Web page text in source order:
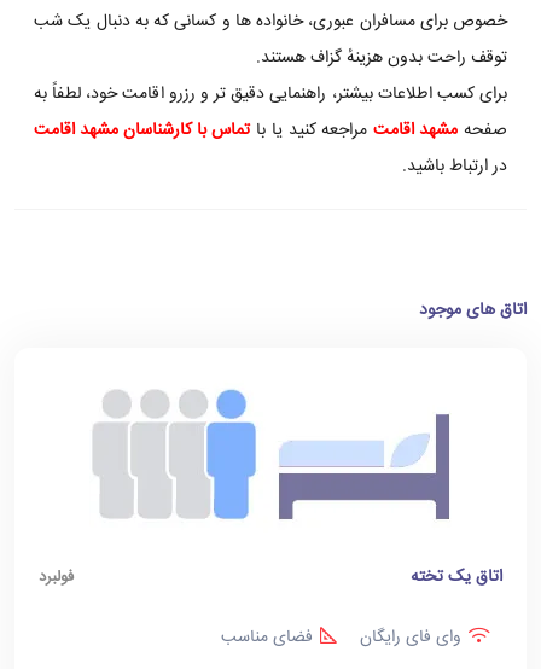
خصوص برای مسافران عبوری، خانواده ها و کسانی که به دنبال یک شب
توقف راحت بدون هزینهٔ گزاف هستند.
برای کسب اطلاعات بیشتر، راهنمایی دقیق تر و رزرو اقامت خود، لطفاً به
صفحه مشهد اقامتمراجعه کنید یا باتماس با کارشناسان مشهد اقامت
در ارتباط باشید.
اتاق های موجود
اتاق یک تخته فولبرد
وای فای رایگان
فضای مناسب